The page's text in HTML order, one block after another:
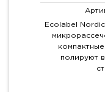
Ecolabel
полируют